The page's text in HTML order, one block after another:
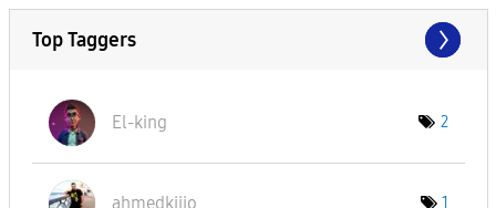
Top Taggers
El-king 2
ahmedkiiio 1